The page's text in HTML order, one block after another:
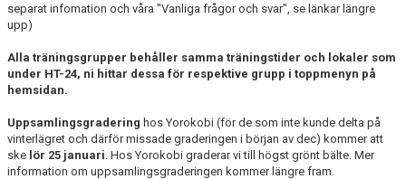
separat infomation och våra "Vanliga frågor och svar", se länkar längre
upp)
Alla träningsgrupper behåller samma träningstider och lokaler som
under HT-24, ni hittar dessa för respektive grupp i toppmenyn på
hemsidan.
Uppsamlingsgradering hos Yorokobi (för de som inte kunde delta på
vinterlägret och därför missade graderingen i början av dec) kommer att
ske lör 25 januari . Hos Yorokobi graderar vi till högst grönt bälte. Mer
information om uppsamlingsgraderingen kommer längre fram.